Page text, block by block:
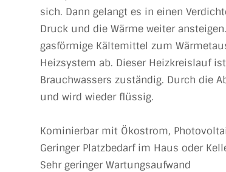
sich. Dann gelangt es in einen
Druck und die Wärme weiter
gasförmige Kältemittel zum
Heizsystem ab. Dieser Heizkreislauf
Brauchwassers zuständig. Durch die
und wird wieder flüssig.
Kominierbar mit Ökostrom,
Geringer Platzbedarf im Haus oder
Sehr geringer Wartungsaufwand